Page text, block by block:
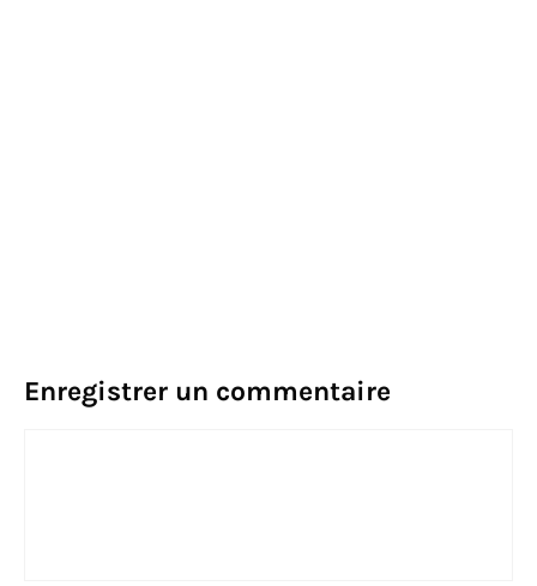
Enregistrer un commentaire